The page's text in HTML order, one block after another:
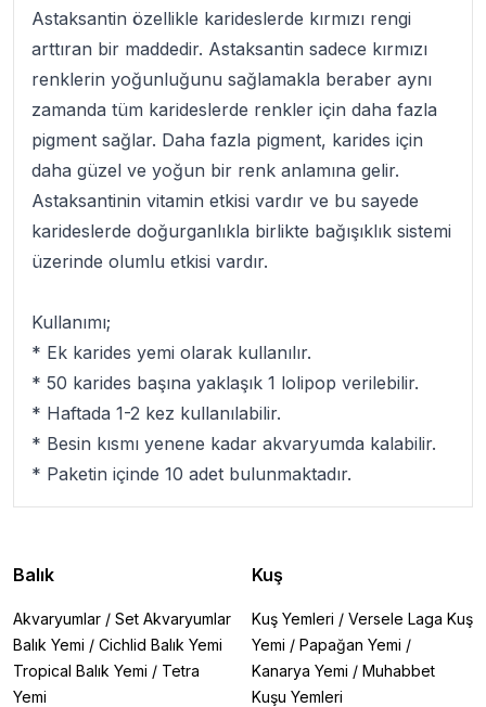
Astaksantin özellikle karideslerde kırmızı rengi
arttıran bir maddedir. Astaksantin sadece kırmızı
renklerin yoğunluğunu sağlamakla beraber aynı
zamanda tüm karideslerde renkler için daha fazla
pigment sağlar. Daha fazla pigment, karides için
daha güzel ve yoğun bir renk anlamına gelir.
Astaksantinin vitamin etkisi vardır ve bu sayede
karideslerde doğurganlıkla birlikte bağışıklık sistemi
üzerinde olumlu etkisi vardır.
Kullanımı;
* Ek karides yemi olarak kullanılır.
* 50 karides başına yaklaşık 1 lolipop verilebilir.
* Haftada 1-2 kez kullanılabilir.
* Besin kısmı yenene kadar akvaryumda kalabilir.
* Paketin içinde 10 adet bulunmaktadır.
Balık
Akvaryumlar / Set Akvaryumlar
Balık Yemi / Cichlid Balık Yemi
Tropical Balık Yemi / Tetra
Yemi
Kuş
Kuş Yemleri / Versele Laga Kuş
Yemi / Papağan Yemi /
Kanarya Yemi / Muhabbet
Kuşu Yemleri